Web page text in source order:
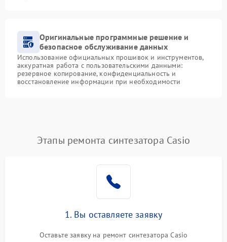
Оригинальные программные решение и
безопасное обслуживание данных
Использование официальных прошивок и инструментов,
аккуратная работа с пользовательскими данными:
резервное копирование, конфиденциальность и
восстановление информации при необходимости
Этапы ремонта синтезатора Casio
1. Вы оставляете заявку
Оставьте заявку на ремонт синтезатора Casio